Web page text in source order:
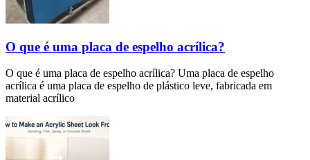
O que é uma placa de espelho acrílica?
O que é uma placa de espelho acrílica? Uma placa de espelho
acrílica é uma placa de espelho de plástico leve, fabricada em
material acrílico